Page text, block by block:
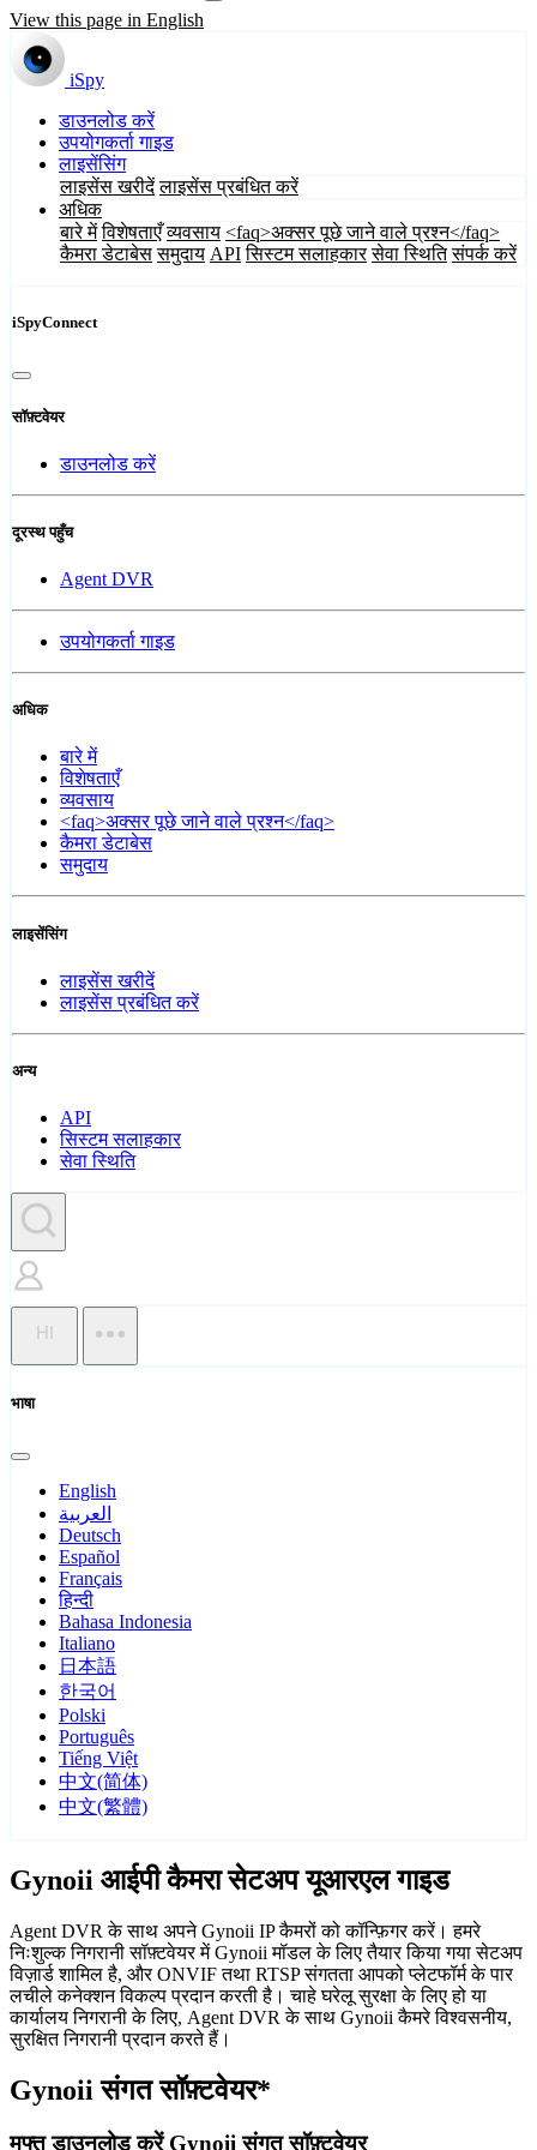
View this page in English
iSpy
डाउनलोड करें
उपयोगकर्ता गाइड
लाइसेंसिंग
लाइसेंस खरीदें लाइसेंस प्रबंधित करें
अधिक
बारे में विशेषताएँ व्यवसाय <faq>अक्सर पूछे जाने वाले प्रश्न</faq>
कैमरा डेटाबेस समुदाय API सिस्टम सलाहकार सेवा स्थिति संपर्क करें
iSpyConnect
सॉफ़्टवेयर
डाउनलोड करें
दूरस्थ पहुँच
Agent DVR
उपयोगकर्ता गाइड
अधिक
बारे में
विशेषताएँ
व्यवसाय
<faq>अक्सर पूछे जाने वाले प्रश्न</faq>
कैमरा डेटाबेस
समुदाय
लाइसेंसिंग
लाइसेंस खरीदें
लाइसेंस प्रबंधित करें
अन्य
API
सिस्टम सलाहकार
सेवा स्थिति
HI
भाषा
English
العربية
Deutsch
Español
Français
हिन्दी
Bahasa Indonesia
Italiano
日本語
한국어
Polski
Português
Tiếng Việt
中文(简体)
中文(繁體)
Gynoii आईपी कैमरा सेटअप यूआरएल गाइड
Agent DVR के साथ अपने Gynoii IP कैमरों को कॉन्फ़िगर करें। हमरे
निःशुल्क निगरानी सॉफ़्टवेयर में Gynoii मॉडल के लिए तैयार किया गया सेटअप
विज़ार्ड शामिल है, और ONVIF तथा RTSP संगतता आपको प्लेटफॉर्म के पार
लचीले कनेक्शन विकल्प प्रदान करती है। चाहे घरेलू सुरक्षा के लिए हो या
कार्यालय निगरानी के लिए, Agent DVR के साथ Gynoii कैमरे विश्वसनीय,
सुरक्षित निगरानी प्रदान करते हैं।
Gynoii संगत सॉफ़्टवेयर*
मुफ्त डाउनलोड करें Gynoii संगत सॉफ़्टवेयर